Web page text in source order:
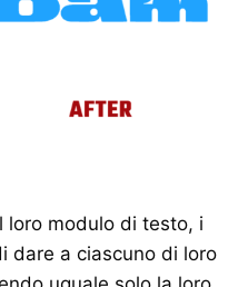
loro modulo di testo, i
dare a ciascuno di loro